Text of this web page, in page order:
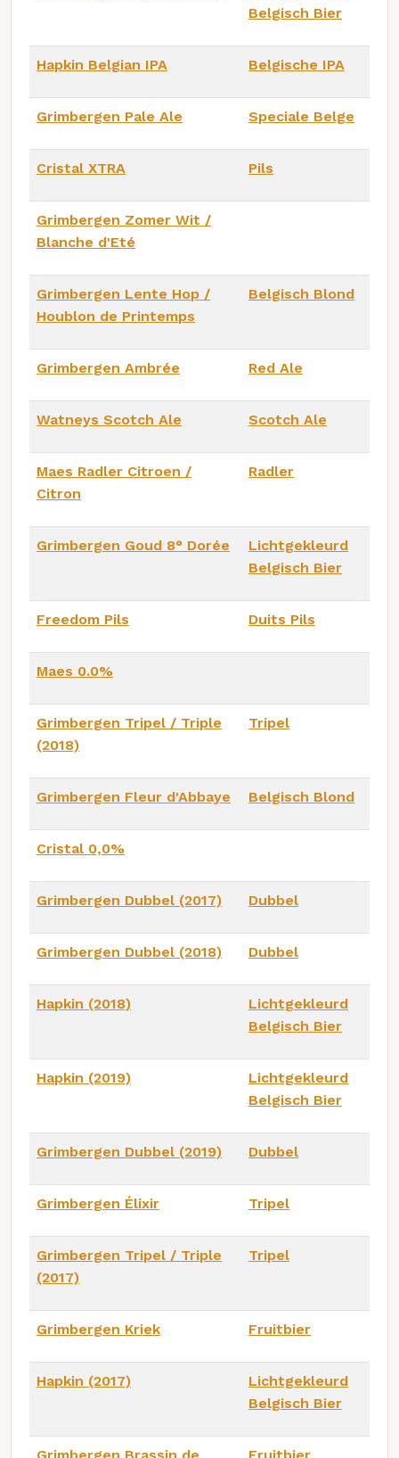
Belgisch Bier
Hapkin Belgian IPA Belgische IPA
Grimbergen Pale Ale Speciale Belge
Cristal XTRA Pils
Grimbergen Zomer Wit /
Blanche d'Eté
Grimbergen Lente Hop /
Houblon de Printemps
Belgisch Blond
Grimbergen Ambrée Red Ale
Watneys Scotch Ale Scotch Ale
Maes Radler Citroen /
Citron
Radler
Grimbergen Goud 8° Dorée
Lichtgekleurd
Belgisch Bier
Freedom Pils Duits Pils
Maes 0.0%
Grimbergen Tripel / Triple
(2018)
Tripel
Grimbergen Fleur d'Abbaye Belgisch Blond
Cristal 0,0%
Grimbergen Dubbel (2017) Dubbel
Grimbergen Dubbel (2018) Dubbel
Hapkin (2018)
Lichtgekleurd
Belgisch Bier
Hapkin (2019)
Lichtgekleurd
Belgisch Bier
Grimbergen Dubbel (2019) Dubbel
Grimbergen Élixir Tripel
Grimbergen Tripel / Triple
(2017)
Tripel
Grimbergen Kriek Fruitbier
Hapkin (2017)
Lichtgekleurd
Belgisch Bier
Grimbergen Brassin de Fruitbier